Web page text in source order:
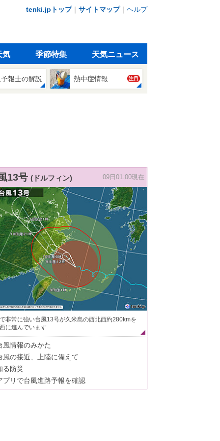
tenki.jpトップ｜ サイトマップ｜ ヘルプ
気 季節特集 天気ニュース
報士の解説 熱中症情報 注目
13号 (ドルフィン) 09日01:00現在
非常に強い台風13号が久米島の西北西約280kmを
に進んでいます
風情報のみかた
風の接近、上陸に備えて
る防災
プリで台風進路予報を確認